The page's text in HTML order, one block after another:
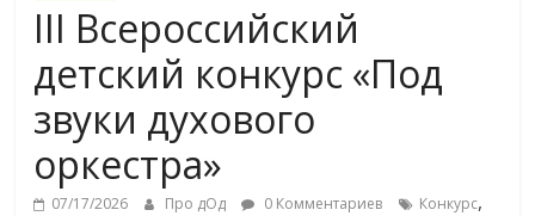
III Всероссийский
детский конкурс «Под
звуки духового
оркестра»
07/17/2026 Про дОд 0 Комментариев Конкурс,